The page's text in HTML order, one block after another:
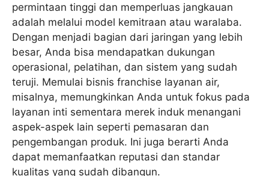
permintaan tinggi dan memperluas jangkauan
adalah melalui model kemitraan atau waralaba.
Dengan menjadi bagian dari jaringan yang lebih
besar, Anda bisa mendapatkan dukungan
operasional, pelatihan, dan sistem yang sudah
teruji. Memulai bisnis franchise layanan air,
misalnya, memungkinkan Anda untuk fokus pada
layanan inti sementara merek induk menangani
aspek-aspek lain seperti pemasaran dan
pengembangan produk. Ini juga berarti Anda
dapat memanfaatkan reputasi dan standar
kualitas yang sudah dibangun.